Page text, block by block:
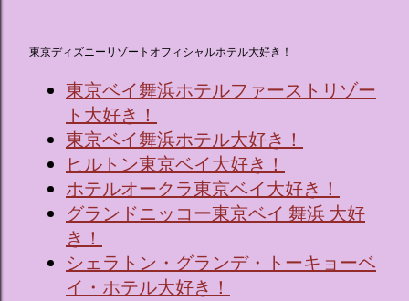
東京ディズニーリゾートオフィシャルホテル大好き！
東京ベイ舞浜ホテルファーストリゾー
ト大好き！
東京ベイ舞浜ホテル大好き！
ヒルトン東京ベイ大好き！
ホテルオークラ東京ベイ大好き！
グランドニッコー東京ベイ 舞浜 大好
き！
シェラトン・グランデ・トーキョーベ
イ・ホテル大好き！